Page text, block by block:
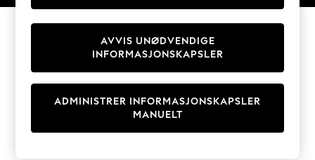
Sweatshirts & Hoodies
Knitwear
Cardigans
Dresses
Sets & Outfits
T-Shirts
ADMINISTRER INFORMASJONSKAPSLER
MANUELT
AVVIS UNØDVENDIGE
INFORMASJONSKAPSLER